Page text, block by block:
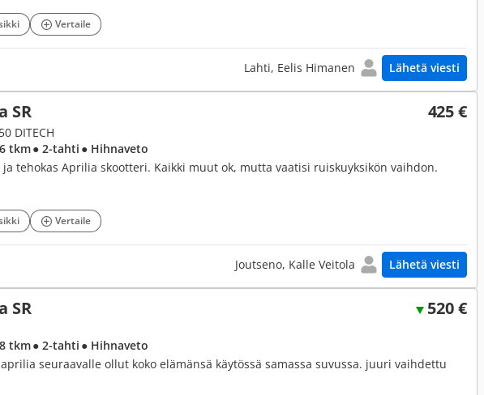
Vertaile
Lahti, Eelis Himanen Lähetä viesti
SR 425 €
DITECH
tkm● 2-tahti ● Hihnaveto
ja tehokas Aprilia skootteri. Kaikki muut ok, mutta vaatisi ruiskuyksikön vaihdon.
Vertaile
Joutseno, Kalle Veitola Lähetä viesti
SR 520 €
tkm● 2-tahti ● Hihnaveto
seuraavalle ollut koko elämänsä käytössä samassa suvussa. juuri vaihdettu